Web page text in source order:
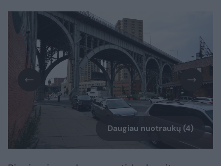
Daugiau nuotraukų (4)